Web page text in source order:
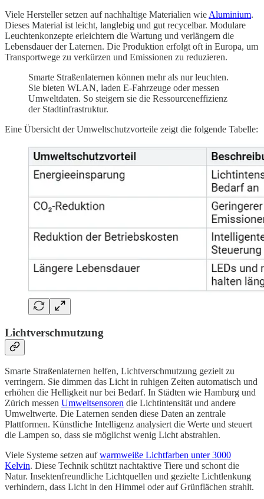
Viele Hersteller setzen auf nachhaltige Materialien wie Aluminium.
Dieses Material ist leicht, langlebig und gut recycelbar. Modulare
Leuchtenkonzepte erleichtern die Wartung und verlängern die
Lebensdauer der Laternen. Die Produktion erfolgt oft in Europa, um
Transportwege zu verkürzen und Emissionen zu reduzieren.
Smarte Straßenlaternen können mehr als nur leuchten.
Sie bieten WLAN, laden E-Fahrzeuge oder messen
Umweltdaten. So steigern sie die Ressourceneffizienz
der Stadtinfrastruktur.
Eine Übersicht der Umweltschutzvorteile zeigt die folgende Tabelle:
Lichtverschmutzung
Smarte Straßenlaternen helfen, Lichtverschmutzung gezielt zu
verringern. Sie dimmen das Licht in ruhigen Zeiten automatisch und
erhöhen die Helligkeit nur bei Bedarf. In Städten wie Hamburg und
Zürich messen Umweltsensoren die Lichtintensität und andere
Umweltwerte. Die Laternen senden diese Daten an zentrale
Plattformen. Künstliche Intelligenz analysiert die Werte und steuert
die Lampen so, dass sie möglichst wenig Licht abstrahlen.
Viele Systeme setzen aufwarmweiße Lichtfarben unter 3000
Kelvin. Diese Technik schützt nachtaktive Tiere und schont die
Natur. Insektenfreundliche Lichtquellen und gezielte Lichtlenkung
verhindern, dass Licht in den Himmel oder auf Grünflächen strahlt.